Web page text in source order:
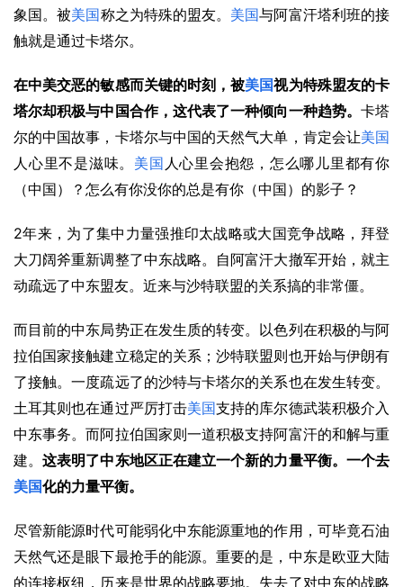
象国。被美国 称之为特殊的盟友。 美国与阿富汗塔利班的接
触就是通过卡塔尔。
在中美交恶的敏感而关键的时刻，被美国视为特殊盟友的卡
塔尔却积极与中国合作，这代表了一种倾向一种趋势。 卡塔
尔的中国故事，卡塔尔与中国的天然气大单，肯定会让美国
人心里不是滋味。 美国 人心里会抱怨，怎么哪儿里都有你
（中国）？怎么有你没你的总是有你（中国）的影子？
2年来，为了集中力量强推印太战略或大国竞争战略，拜登
大刀阔斧重新调整了中东战略。自阿富汗大撤军开始，就主
动疏远了中东盟友。近来与沙特联盟的关系搞的非常僵。
而目前的中东局势正在发生质的转变。以色列在积极的与阿
拉伯国家接触建立稳定的关系；沙特联盟则也开始与伊朗有
了接触。一度疏远了的沙特与卡塔尔的关系也在发生转变。
土耳其则也在通过严厉打击美国支持的库尔德武装积极介入
中东事务。而阿拉伯国家则一道积极支持阿富汗的和解与重
建。这表明了中东地区正在建立一个新的力量平衡。一个去
美国化的力量平衡。
尽管新能源时代可能弱化中东能源重地的作用，可毕竟石油
天然气还是眼下最抢手的能源。重要的是，中东是欧亚大陆
的连接枢纽，历来是世界的战略要地。失去了对中东的战略